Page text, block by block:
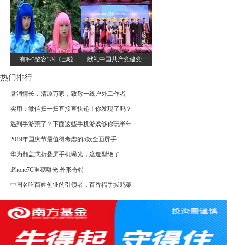
有种“整容”叫《巴啦 献礼中国共产党建党一
热门排行
暑消情长，清凉万家，致敬一线户外工作者
实用：微信扫一扫直接查快递！你发现了吗？
遇到手游荒了？下面这些手机游戏够你玩半年
2019年国庆节最值得考虑的5款全面屏手
华为翻盖式折叠屏手机曝光，这造型绝了
iPhone7C重磅曝光:外形奇特
中国名吃百姓创业的引领者，百香福手撕鸡架